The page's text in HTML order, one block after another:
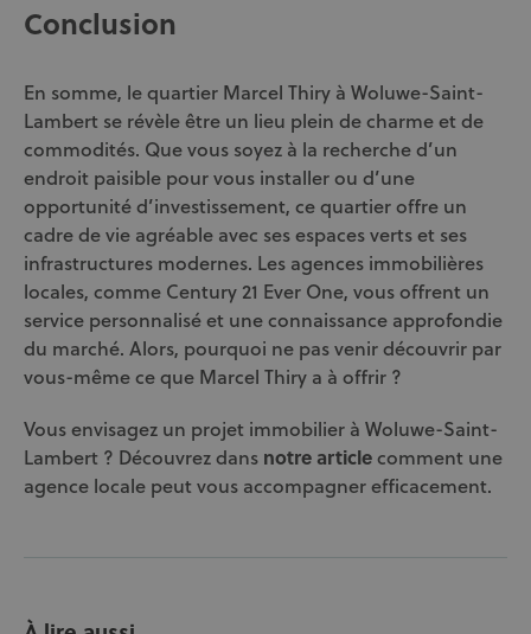
Conclusion
En somme, le quartier Marcel Thiry à Woluwe-Saint-
Lambert se révèle être un lieu plein de charme et de
commodités. Que vous soyez à la recherche d’un
endroit paisible pour vous installer ou d’une
opportunité d’investissement, ce quartier offre un
cadre de vie agréable avec ses espaces verts et ses
infrastructures modernes. Les agences immobilières
locales, comme Century 21 Ever One, vous offrent un
service personnalisé et une connaissance approfondie
du marché. Alors, pourquoi ne pas venir découvrir par
vous-même ce que Marcel Thiry a à offrir ?
Vous envisagez un projet immobilier à Woluwe-Saint-
Lambert ? Découvrez dans notre articlecomment une
agence locale peut vous accompagner efficacement.